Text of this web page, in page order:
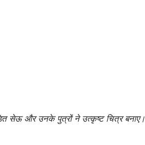
सेऊ और उनके पुत्रों ने उत्कृष्ट चित्र बनाए।